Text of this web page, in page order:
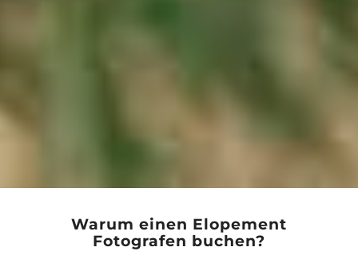
Warum einen Elopement
Fotografen buchen?